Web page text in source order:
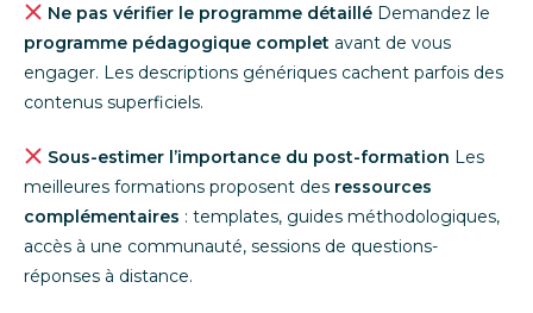
Ne pas vérifier le programme détailléDemandez le
programme pédagogique complet avant de vous
engager. Les descriptions génériques cachent parfois des
contenus superficiels.
Sous-estimer l’importance du post-formation Les
meilleures formations proposent des ressources
complémentaires : templates, guides méthodologiques,
accès à une communauté, sessions de questions-
réponses à distance.